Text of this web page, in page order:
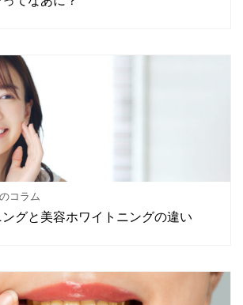
コラム
グと美容ホワイトニングの違い